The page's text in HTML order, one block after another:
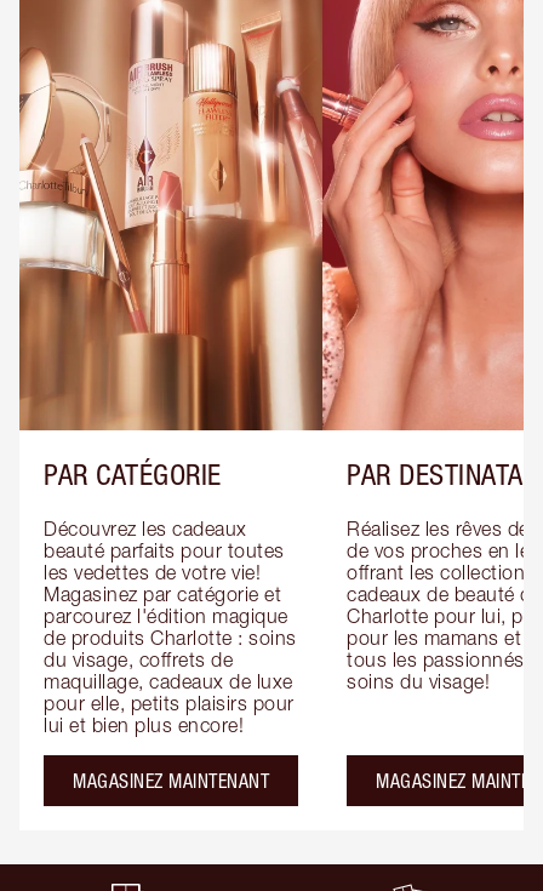
PAR CATÉGORIE
Découvrez les cadeaux
beauté parfaits pour toutes
les vedettes de votre vie!
Magasinez par catégorie et
parcourez l'édition magique
de produits Charlotte : soins
du visage, coffrets de
maquillage, cadeaux de luxe
pour elle, petits plaisirs pour
lui et bien plus encore!
MAGASINEZ MAINTENANT
PAR
Réalisez les rêves de
de vos proches en
offrant les collections
cadeaux de beauté de
Charlotte pour lui,
pour les mamans et
tous les passionnés
soins du visage!
MAGASINEZ